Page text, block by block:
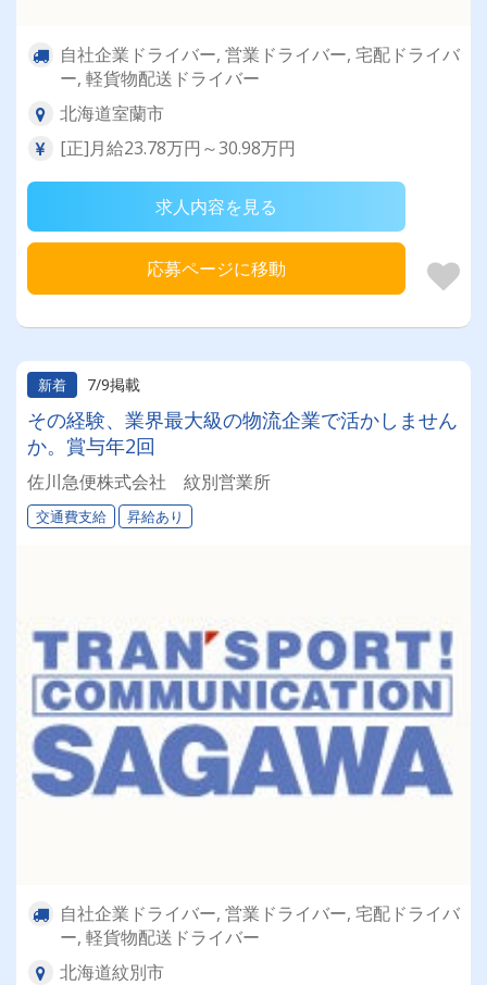
自社企業ドライバー, 営業ドライバー, 宅配ドライバ
ー, 軽貨物配送ドライバー
北海道室蘭市
[正]月給23.78万円～30.98万円
求人内容を見る
応募ページに移動
新着 7/9掲載
その経験、業界最大級の物流企業で活かしません
か。賞与年2回
佐川急便株式会社 紋別営業所
交通費支給 昇給あり
自社企業ドライバー, 営業ドライバー, 宅配ドライバ
ー, 軽貨物配送ドライバー
北海道紋別市